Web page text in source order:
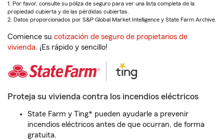
1. Por favor, consulte su póliza de seguro para ver una lista completa de la
propiedad cubierta y de las pérdidas cubiertas.
2. Datos proporcionados por S&P Global Market Intelligence y State Farm Archive.
Comience su cotización de seguro de propietarios de
vivienda. ¡Es rápido y sencillo!
Proteja su vivienda contra los incendios eléctricos
State Farm y Ting* pueden ayudarle a prevenir
incendios eléctricos antes de que ocurran, de forma
gratuita.